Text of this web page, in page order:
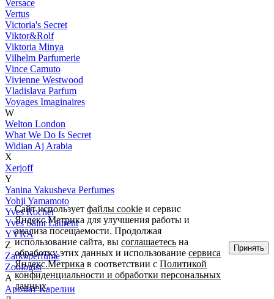
Versace
Vertus
Victoria's Secret
Viktor&Rolf
Viktoria Minya
Vilhelm Parfumerie
Vince Camuto
Vivienne Westwood
Vladislava Parfum
Voyages Imaginaires
W
Welton London
What We Do Is Secret
Widian Aj Arabia
X
Xerjoff
Y
Yanina Yakusheva Perfumes
Yohji Yamamoto
Yves Rocher
Yves Saint Laurent
YVRA
Z
Zarkoperfume
Zoologist
А
Аромат Карелии
Сайт используетфайлы cookie и сервис
Яндекс.Метрика для улучшения работы и
анализа посещаемости. Продолжая
использование сайта, высоглашаетесь на
обработку этих данных и использованиесервиса
Яндекс.Метрика в соответствии сПолитикой
конфиденциальности и обработки персональных
данных.
Принять